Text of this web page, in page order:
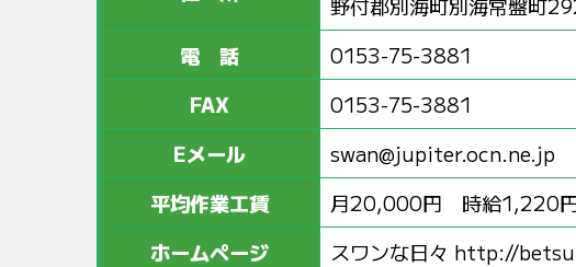
電 話
0153-75-3881
FAX
0153-75-3881
Eメール
swan@jupiter.ocn.ne.jp
平均作業工賃
月20,000円 時給1,220
ホームページ
スワンな日々 http://